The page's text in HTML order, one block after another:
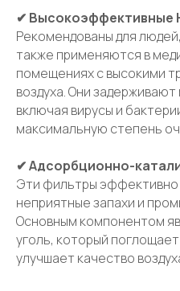
✔ Высокоэффективные
Рекомендованы для
также применяются в
помещениях с высокими
воздуха. Они
включая вирусы и
максимальную степень
✔ Адсорбционно-
Эти фильтры эффективно
неприятные запахи и
Основным компонентом
уголь, который
улучшает качество
Отвечаем на
задаваемые
наших